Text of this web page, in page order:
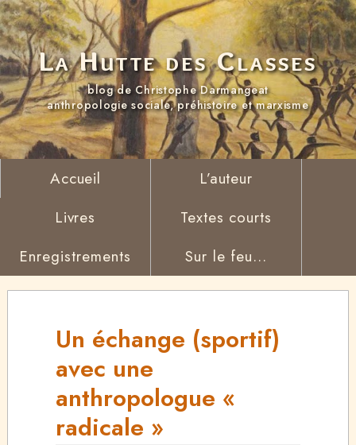
La Hutte des Classes
blog de Christophe Darmangeat
anthropologie sociale, préhistoire et marxisme
Accueil
L’auteur
Livres
Textes courts
Enregistrements
Sur le feu...
Un échange (sportif)
avec une
anthropologue «
radicale »